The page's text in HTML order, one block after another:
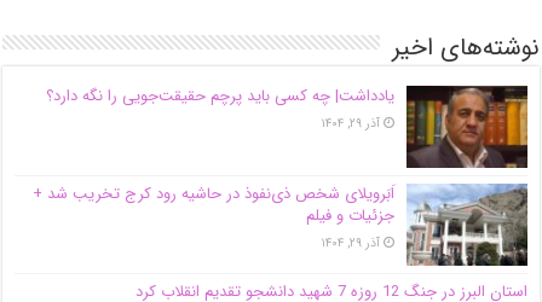
نوشته‌های اخیر
یادداشت| ‌چه کسی باید پرچم حقیقت‌جویی را نگه دارد؟
آذر ۲۹, ۱۴۰۴
اَبَر‌ویلای شخص ذی‌نفوذ در حاشیه‌ رود کرج تخریب شد +
جزئیات و فیلم
آذر ۲۹, ۱۴۰۴
استان البرز در جنگ 12 روزه 7 شهید دانشجو تقدیم انقلاب کرد